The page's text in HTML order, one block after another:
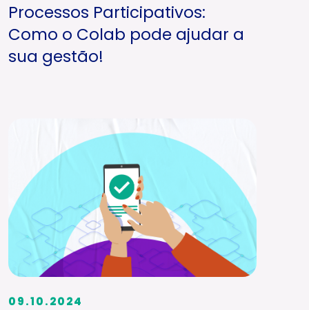
Processos Participativos:
Como o Colab pode ajudar a
sua gestão!
09.10.2024